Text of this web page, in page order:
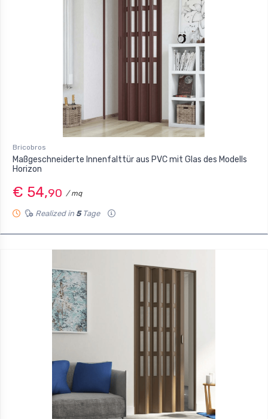
Bricobros
Maßgeschneiderte Innenfalttür aus PVC mit Glas des Modells
Horizon
€ 54,90 / mq
Realized in 5Tage